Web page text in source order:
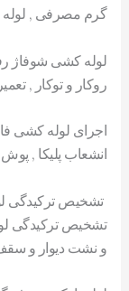
گرم مصرفی , لوله
لوله کشی شوفاژ
روکار و توکار ,
اجرای لوله کشی
انشعاب پلیکا ,
تشخیص ترکیدگی
تشخیص ترکیدگی
و نشت دیوار و